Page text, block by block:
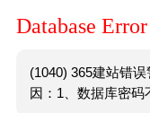
Database Error
(1040) 365建站错
因：1、数据库密码